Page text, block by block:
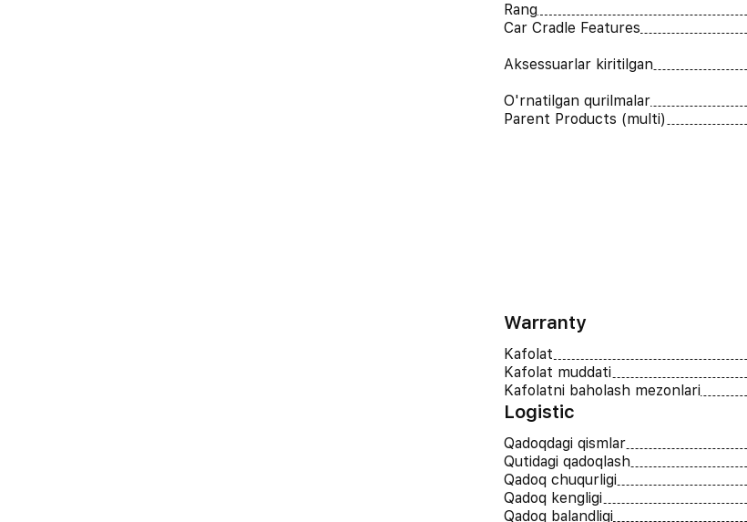
Rang
Car Cradle Features
Aksessuarlar kiritilgan
O'rnatilgan qurilmalar
Parent Products (multi)
Warranty
Kafolat
Kafolat muddati
Kafolatni baholash mezonlari
Logistic
Qadoqdagi qismlar
Qutidagi qadoqlash
Qadoq chuqurligi
Qadoq kengligi
Qadoq balandligi